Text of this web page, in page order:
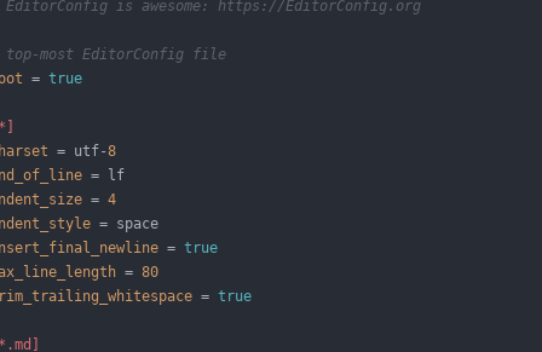
EditorConfig is awesome: https://EditorConfig.org
top-most EditorConfig file
= true
= utf-8
= 4
= true
= 80
= true